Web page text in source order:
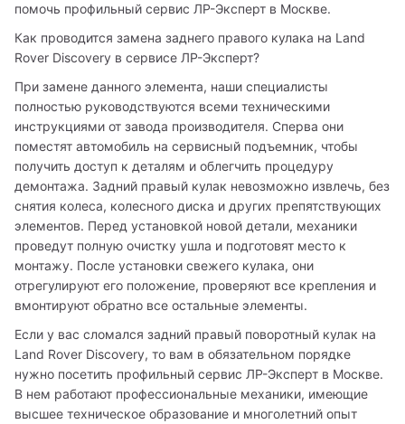
помочь профильный сервис ЛР-Эксперт в Москве.
Как проводится замена заднего правого кулака на Land
Rover Discovery в сервисе ЛР-Эксперт?
При замене данного элемента, наши специалисты
полностью руководствуются всеми техническими
инструкциями от завода производителя. Сперва они
поместят автомобиль на сервисный подъемник, чтобы
получить доступ к деталям и облегчить процедуру
демонтажа. Задний правый кулак невозможно извлечь, без
снятия колеса, колесного диска и других препятствующих
элементов. Перед установкой новой детали, механики
проведут полную очистку ушла и подготовят место к
монтажу. После установки свежего кулака, они
отрегулируют его положение, проверяют все крепления и
вмонтируют обратно все остальные элементы.
Если у вас сломался задний правый поворотный кулак на
Land Rover Discovery, то вам в обязательном порядке
нужно посетить профильный сервис ЛР-Эксперт в Москве.
В нем работают профессиональные механики, имеющие
высшее техническое образование и многолетний опыт